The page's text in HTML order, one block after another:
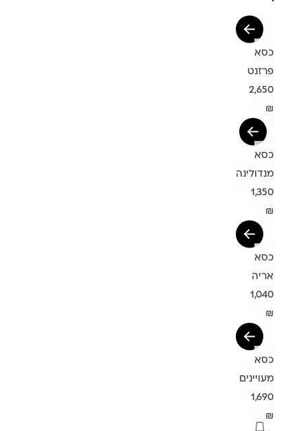
כסא
פרזנט
2,650
₪
כסא
מנדולינה
1,350
₪
כסא
אריה
1,040
₪
כסא
מעויינים
1,690
₪